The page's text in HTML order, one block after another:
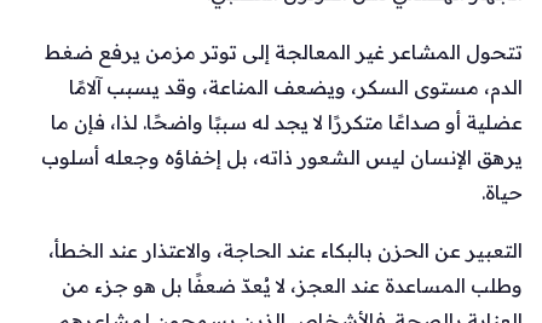
تتحول المشاعر غير المعالجة إلى توتر مزمن يرفع ضغط
الدم، مستوى السكر، ويضعف المناعة، وقد يسبب آلامًا
عضلية أو صداعًا متكررًا لا يجد له سببًا واضحًا. لذا، فإن ما
يرهق الإنسان ليس الشعور ذاته، بل إخفاؤه وجعله أسلوب
حياة.
التعبير عن الحزن بالبكاء عند الحاجة، والاعتذار عند الخطأ،
وطلب المساعدة عند العجز، لا يُعدّ ضعفًا بل هو جزء من